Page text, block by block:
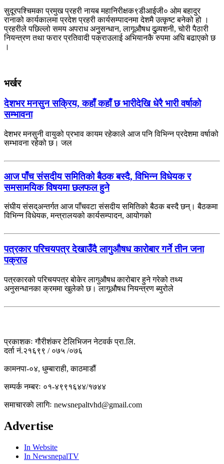
सुदूरपश्चिमका प्रमुख प्रहरी नायब महानिरीक्षक९डीआईजी० ओम बहादुर
रानाको कार्यकालमा प्रदेश प्रहरी कार्यसम्पादनमा देशमै उत्कृष्ट बनेको हो ।
प्रहरीले पछिल्लो समय अपराध अनुुसन्धान, लागूऔषध दुव्र्यशनी, चोरी पैठारी
नियन्त्रण तथा फरार प्रतिवादी पक्राउलाई अभियानकै रुपमा अघि बढाएको छ
।
भर्खर
देशभर मनसुन सक्रिय, कहाँ कहाँ छ भारीदेखि धेरै भारी वर्षाको
सम्भावना
देशभर मनसुनी वायुको प्रभाव कायम रहेकाले आज पनि विभिन्न प्रदेशमा वर्षाको
सम्भावना रहेको छ। जल
आज पाँच संसदीय समितिको बैठक बस्दै, विभिन्न विधेयक र
समसामयिक विषयमा छलफल हुने
संघीय संसद्अन्तर्गत आज पाँचवटा संसदीय समितिको बैठक बस्दै छन्। बैठकमा
विभिन्न विधेयक, मन्त्रालयको कार्यसम्पादन, आयोगको
पत्रकार परिचयपत्र देखाउँदै लागुऔषध कारोबार गर्ने तीन जना
पक्राउ
पत्रकारको परिचयपत्र बोकेर लागुऔषध कारोबार हुने गरेको तथ्य
अनुसन्धानका क्रममा खुलेको छ। लागूऔषध नियन्त्रण ब्युरोले
प्रकाशकः गौरीशंकर टेलिभिजन नेटवर्क प्रा.लि.
दर्ता नं.२१६९९ / ०७५ /०७६
कामनपा-०४, धुम्बाराही, काठमाडौं
सम्पर्क नम्बरः ०१-४९९१६४४/१७४४
समाचारकाे लागिः newsnepaltvhd@gmail.com
Advertise
In Website
In NewsnepalTV